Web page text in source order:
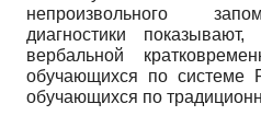
непроизвольного
диагностики
вербальной
обучающихся по
обучающихся по